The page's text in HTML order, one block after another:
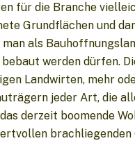
für die Branche
Grundflächen und
als
werden dürfen.
Landwirten, mehr
jeder Art, die
derzeit boomende
brachliegenden